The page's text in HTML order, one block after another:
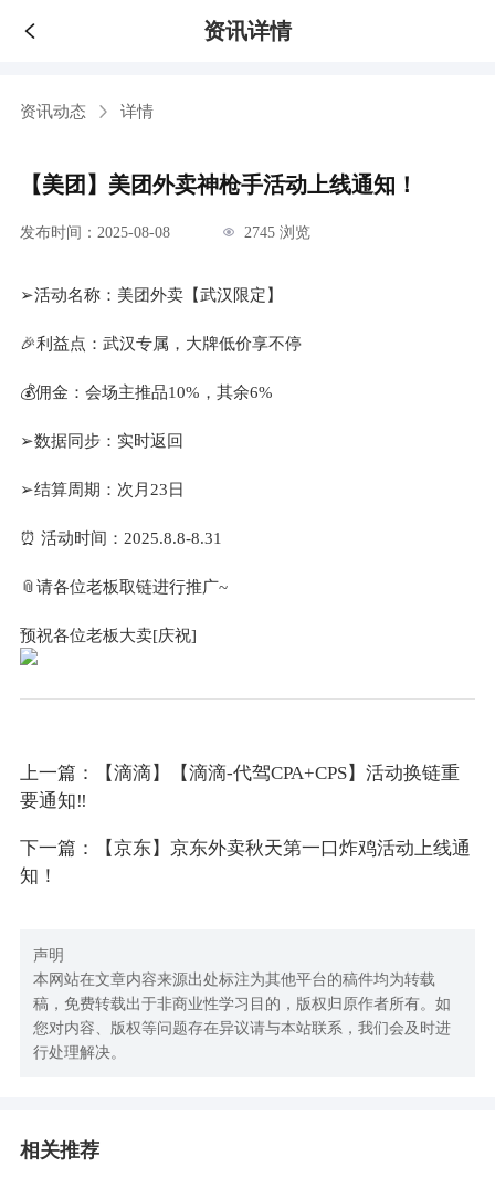
资讯详情
资讯动态 详情
【美团】美团外卖神枪手活动上线通知！
发布时间：2025-08-08 2745 浏览
➢活动名称：美团外卖【武汉限定】
🎉利益点：武汉专属，大牌低价享不停
💰佣金：会场主推品10%，其余6%
➢数据同步：实时返回
➢结算周期：次月23日
⏰ 活动时间：2025.8.8-8.31
📎请各位老板取链进行推广~
预祝各位老板大卖[庆祝]
上一篇：【滴滴】【滴滴-代驾CPA+CPS】活动换链重
要通知‼
下一篇：【京东】京东外卖秋天第一口炸鸡活动上线通
知！
声明
本网站在文章内容来源出处标注为其他平台的稿件均为转载
稿，免费转载出于非商业性学习目的，版权归原作者所有。如
您对内容、版权等问题存在异议请与本站联系，我们会及时进
行处理解决。
相关推荐